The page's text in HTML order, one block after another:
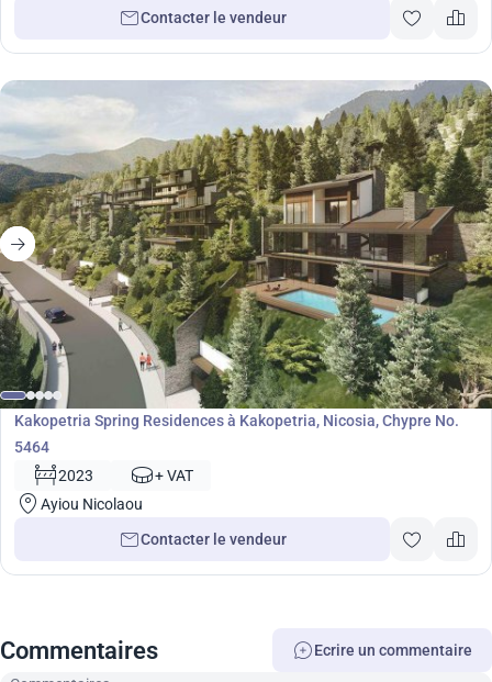
Contacter le vendeur
Développement
Kakopetria Spring Residences à Kakopetria, Nicosia, Chypre No.
5464
2023
+ VAT
Ayiou Nicolaou
Contacter le vendeur
Commentaires Ecrire un сommentaire